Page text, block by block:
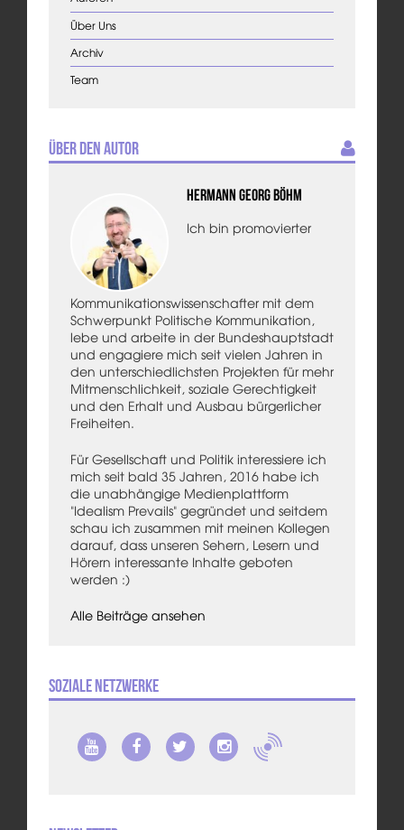
Über Uns
Archiv
Team
Über den Autor
Hermann Georg Böhm
Ich bin promovierter
Kommunikationswissenschafter mit dem
Schwerpunkt Politische Kommunikation,
lebe und arbeite in der Bundeshauptstadt
und engagiere mich seit vielen Jahren in
den unterschiedlichsten Projekten für mehr
Mitmenschlichkeit, soziale Gerechtigkeit
und den Erhalt und Ausbau bürgerlicher
Freiheiten.
Für Gesellschaft und Politik interessiere ich
mich seit bald 35 Jahren, 2016 habe ich
die unabhängige Medienplattform
"Idealism Prevails" gegründet und seitdem
schau ich zusammen mit meinen Kollegen
darauf, dass unseren Sehern, Lesern und
Hörern interessante Inhalte geboten
werden :)
Alle Beiträge ansehen
Soziale Netzwerke